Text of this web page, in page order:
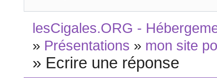
lesCigales.ORG -
» Présentations » mon site
» Ecrire une réponse